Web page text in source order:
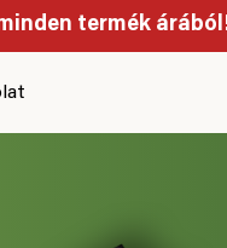
termék